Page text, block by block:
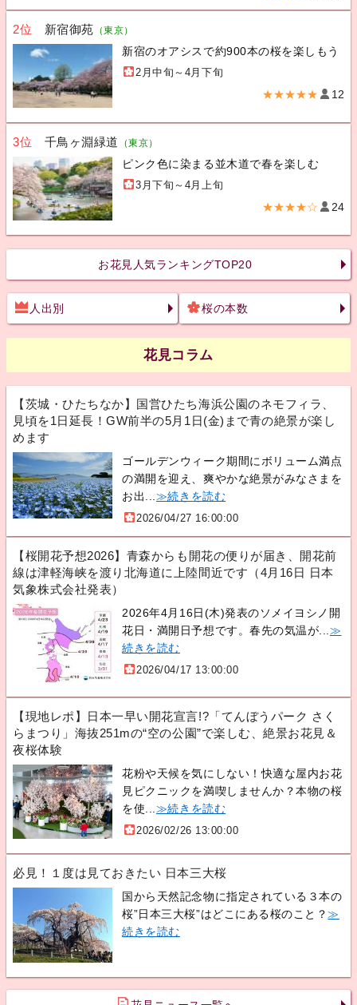
2位 新宿御苑 （東京）
新宿のオアシスで約900本の桜を楽しもう
2月中旬～4月下旬
★★★★★ 12
3位 千鳥ヶ淵緑道 （東京）
ピンク色に染まる並木道で春を楽しむ
3月下旬～4月上旬
★★★★☆ 24
お花見人気ランキングTOP20
人出別 桜の本数
花見コラム
【茨城・ひたちなか】国営ひたち海浜公園のネモフィラ、
見頃を1日延長！GW前半の5月1日(金)まで青の絶景が楽し
めます
ゴールデンウィーク期間にボリューム満点
の満開を迎え、爽やかな絶景がみなさまを
お出... ≫続きを読む
2026/04/27 16:00:00
【桜開花予想2026】青森からも開花の便りが届き、開花前
線は津軽海峡を渡り北海道に上陸間近です（4月16日 日本
気象株式会社発表）
2026年4月16日(木)発表のソメイヨシノ開
花日・満開日予想です。春先の気温が... ≫
続きを読む
2026/04/17 13:00:00
【現地レポ】日本一早い開花宣言!?「てんぼうパーク さく
らまつり」海抜251mの“空の公園”で楽しむ、絶景お花見＆
夜桜体験
花粉や天候を気にしない！快適な屋内お花
見ピクニックを満喫しませんか？本物の桜
を使... ≫続きを読む
2026/02/26 13:00:00
必見！１度は見ておきたい 日本三大桜
国から天然記念物に指定されている３本の
桜”日本三大桜”はどこにある桜のこと？≫
続きを読む